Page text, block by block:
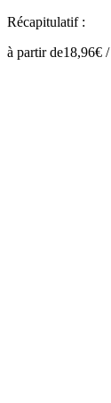
Récapitulatif :
à partir de18,96€ /